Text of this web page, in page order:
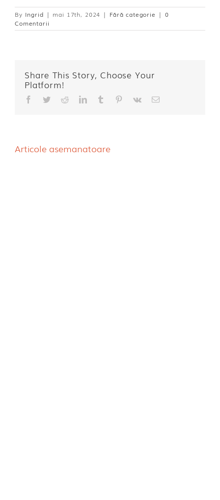
By Ingrid | mai 17th, 2024 | Fără categorie | 0
Comentarii
Share This Story, Choose Your
Platform!
Facebook
TwitterRedditLinkedIn
TumblrPinterest
Vk
E-
Articole asemanatoare